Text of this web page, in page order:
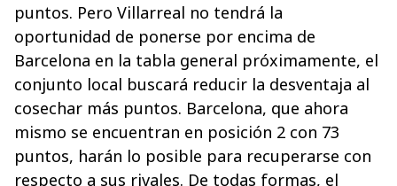
puntos. Pero Villarreal no tendrá la
oportunidad de ponerse por encima de
Barcelona en la tabla general próximamente, el
conjunto local buscará reducir la desventaja al
cosechar más puntos. Barcelona, que ahora
mismo se encuentran en posición 2 con 73
puntos, harán lo posible para recuperarse con
respecto a sus rivales. De todas formas, el